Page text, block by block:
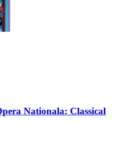
Nationala: Classical